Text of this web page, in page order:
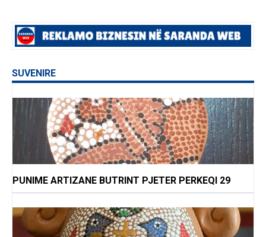
SUVENIRE
PUNIME ARTIZANE BUTRINT PJETER PERKEQI 29